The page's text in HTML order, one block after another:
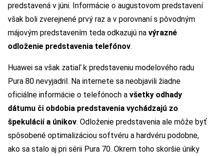
predstavená v júni. Informácie o augustovom predstavení
však boli zverejnené prvý raz a v porovnaní s pôvodným
májovým predstavením teda odkazujú na výrazné
odloženie predstavenia telefónov.
Huawei sa však zatiaľ k predstaveniu modelového radu
Pura 80 nevyjadril. Na internete sa neobjavili žiadne
oficiálne informácie o telefónoch a všetky odhady
dátumu či obdobia predstavenia vychádzajú zo
špekulácií a únikov. Odloženie predstavenia ale môže byť
spôsobené optimalizáciou softvéru a hardvéru podobne,
ako sa stalo aj pri sérii Pura 70. Okrem toho skoršie úniky